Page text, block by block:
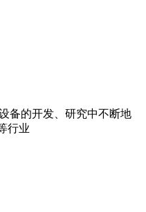
备的开发、研究中不断地
行业